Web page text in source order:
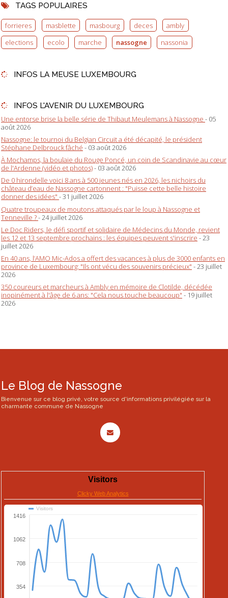
TAGS POPULAIRES
forrieres masblette masbourg deces
ambly
elections
ecolo marche nassogne nassonia
INFOS LA MEUSE LUXEMBOURG
INFOS L'AVENIR DU LUXEMBOURG
Une entorse brise la belle série de Thibaut Meulemans à Nassogne - 05
août 2026
Nassogne: le tournoi du Belgian Circuit a été décapité, le président
Stéphane Delbrouck fâché - 03 août 2026
À Mochamps, la boulaie du Rouge Poncé, un coin de Scandinavie au cœur
de l'Ardenne (vidéo et photos)- 03 août 2026
De 0 hirondelle voici 8 ans à 500 jeunes nés en 2026, les nichoirs du
château d’eau de Nassogne cartonnent : "Puisse cette belle histoire
donner des idées" - 31 juillet 2026
Quatre troupeaux de moutons attaqués par le loup à Nassogne et
Tenneville ?- 24 juillet 2026
Le Doc Riders, le défi sportif et solidaire de Médecins du Monde, revient
les 12 et 13 septembre prochains : les équipes peuvent s'inscrire - 23
juillet 2026
En 40 ans, l’AMO Mic-Ados a offert des vacances à plus de 3000 enfants en
province de Luxembourg: "Ils ont vécu des souvenirs précieux" - 23 juillet
2026
350 coureurs et marcheurs à Ambly en mémoire de Clotilde, décédée
inopinément à l'âge de 6 ans: "Cela nous touche beaucoup" - 19 juillet
2026
Le Blog de Nassogne
Bienvenue sur ce blog privé, votre source d'informations privilégiée sur la
charmante commune de Nassogne